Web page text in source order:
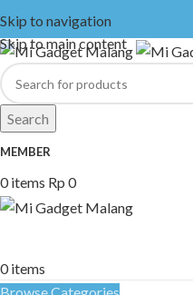
Skip to navigation
Skip to main content
Search
MEMBER
0items Rp 0
0items